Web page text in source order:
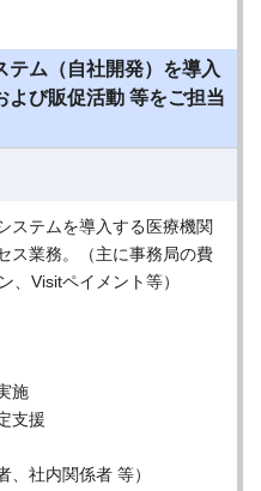
テム（自社開発）を導入
よび販促活動 等をご担当
ステムを導入する医療機関
ス業務。（主に事務局の費
、Visitペイメント等）
施
支援
、社内関係者 等）